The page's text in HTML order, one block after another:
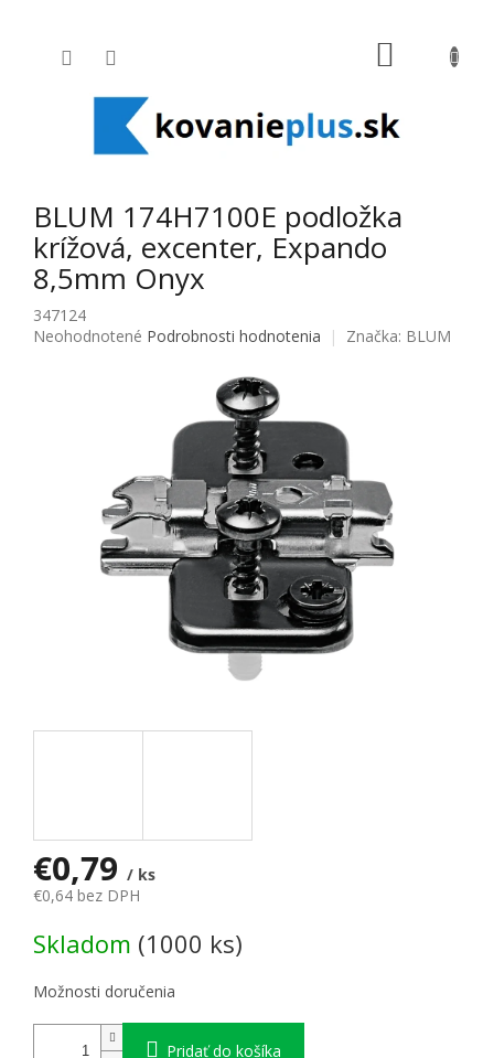
BLUM 174H7100E podložka
krížová, excenter, Expando
8,5mm Onyx
347124
Priemerné hodnotenie produktu je 0,0 z 5 hviezdičiek.
Neohodnotené Podrobnosti hodnotenia Značka: BLUM
€0,79 / ks
€0,64 bez DPH
Skladom (1000 ks)
Možnosti doručenia
Pridať do košíka